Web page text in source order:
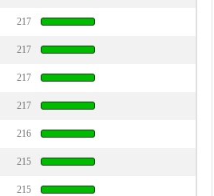
217
217
217
217
216
215
215